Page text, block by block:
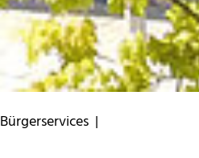
Bürgerservices|